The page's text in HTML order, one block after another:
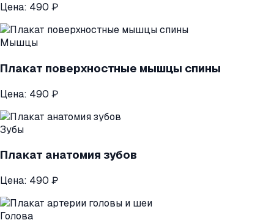
Цена: 490 ₽
Мышцы
Плакат поверхностные мышцы спины
Цена: 490 ₽
Зубы
Плакат анатомия зубов
Цена: 490 ₽
Голова